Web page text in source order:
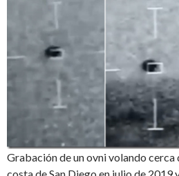
Grabación de un ovni volando cerca